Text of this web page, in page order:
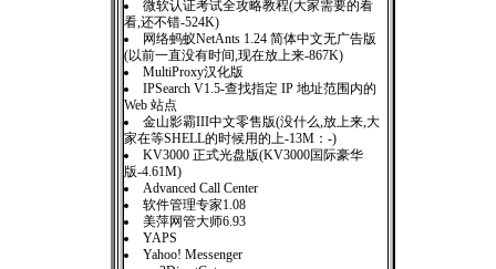
微软认证考试全攻略教程(大家需要的看
看,还不错-524K)
网络蚂蚁NetAnts 1.24 简体中文无广告版
(以前一直没有时间,现在放上来-867K)
MultiProxy汉化版
IPSearch V1.5-查找指定 IP 地址范围内的
Web 站点
金山影霸III中文零售版(没什么,放上来,大
家在等SHELL的时候用的上-13M：-)
KV3000 正式光盘版(KV3000国际豪华
版-4.61M)
Advanced Call Center
软件管理专家1.08
美萍网管大师6.93
YAPS
Yahoo! Messenger